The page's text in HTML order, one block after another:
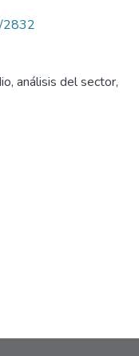
2832
análisis del sector,